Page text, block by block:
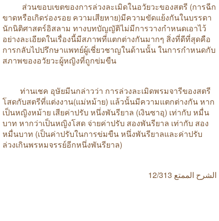
ส่วนขอบเขตของการล่วงละเมิดในอวัยวะของสตรี (การฉีก
ขาดหรือเกิดร่องรอย ความเสียหาย)มีความขัดแย้งกันในบรรดา
นักนิติศาสตร์อิสลาม ทางบทบัญญัติไม่มีการวางกำหนดเอาไว้
อย่างละเอียดในเรื่องนี้มีสภาพที่แตกต่างกันมากๆ สิ่งที่ดีที่สุดคือ
การกลับไปปรึกษาแพทย์ผู้เชี่ยวชาญในด้านนั้นในการกำหนดกับ
สภาพของอวัยวะผู้หญิงที่ถูกข่มขืน
ท่านเชค อุษัยมีนกล่าวว่า การล่วงละเมิดพรมจารีของสตรี
โสดกับสตรีที่แต่งงาน(แม่หม้าย) แล้วนั้นมีความแตกต่างกันหาก
เป็นหญิงหม้าย เสียค่าปรับ หนึ่งพันรียาล (เงินซาอุ) เท่ากับ หมื่น
บาท หากว่าเป็นหญิงโสด จ่ายค่าปรับ สองพันรียาล เท่ากับ สอง
หมื่นบาท (เป็นค่าปรับในการข่มขืนหนึ่งพันรียาลและค่าปรับ
ล่วงเกินพรหมจรรย์อีกหนึ่งพันรียาล)
الشرح الممتع